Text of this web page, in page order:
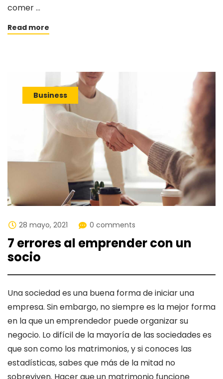
comer …
Read more
Business
28 mayo, 2021 0 comments
7 errores al emprender con un
socio
Una sociedad es una buena forma de iniciar una
empresa. Sin embargo, no siempre es la mejor forma
en la que un emprendedor puede organizar su
negocio. Lo difícil de la mayoría de las sociedades es
que son como los matrimonios, y si conoces las
estadísticas, sabes que más de la mitad no
sobreviven. Hacer que un matrimonio funcione